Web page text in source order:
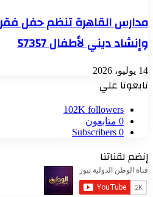
مدارس القاهرة تنظم حفل
وإنشاد ديني لأطفال 57357
14 يوليو، 2026
تابعونا علي
102K followers
0 متابعون
0
Subscribers
إنضم لقناتنا